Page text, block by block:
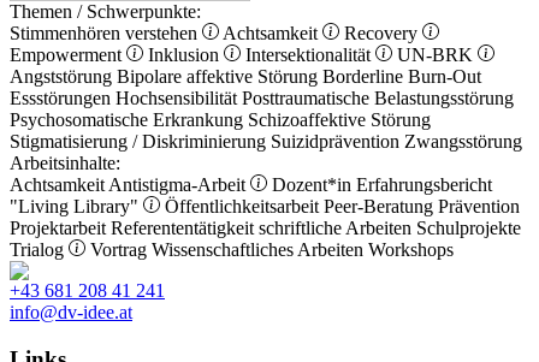
Themen / Schwerpunkte:
Stimmenhören verstehen
Achtsamkeit
Recovery
Empowerment
Inklusion Intersektionalität
UN-BRK
Angststörung Bipolare affektive Störung Borderline Burn-Out
Essstörungen Hochsensibilität Posttraumatische Belastungsstörung
Psychosomatische Erkrankung Schizoaffektive Störung
Stigmatisierung / Diskriminierung Suizidprävention Zwangsstörung
Arbeitsinhalte:
Achtsamkeit Antistigma-Arbeit Dozent*in Erfahrungsbericht
"Living Library"
Öffentlichkeitsarbeit Peer-Beratung Prävention
Projektarbeit Referententätigkeit schriftliche Arbeiten Schulprojekte
Trialog
Vortrag Wissenschaftliches Arbeiten Workshops
+43 681 208 41 241
info@dv-idee.at